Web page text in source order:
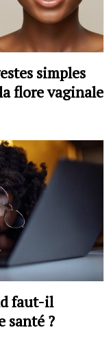
simples
flore vaginale
faut-il
santé ?